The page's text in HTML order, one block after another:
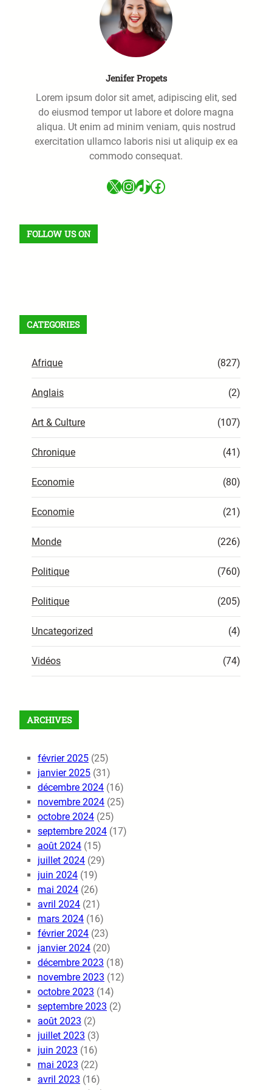
Jenifer Propets
Lorem ipsum dolor sit amet, adipiscing elit, sed
do eiusmod tempor ut labore et dolore magna
aliqua. Ut enim ad minim veniam, quis nostrud
exercitation ullamco laboris nisi ut aliquip ex ea
commodo consequat.
X InstagramTikTok Facebook
FOLLOW US ON
CATEGORIES
Afrique (827)
Anglais (2)
Art & Culture (107)
Chronique (41)
Economie (80)
Economie (21)
Monde (226)
Politique (760)
Politique (205)
Uncategorized (4)
Vidéos (74)
ARCHIVES
février 2025 (25)
janvier 2025 (31)
décembre 2024 (16)
novembre 2024 (25)
octobre 2024 (25)
septembre 2024 (17)
août 2024 (15)
juillet 2024 (29)
juin 2024 (19)
mai 2024 (26)
avril 2024 (21)
mars 2024 (16)
février 2024 (23)
janvier 2024 (20)
décembre 2023 (18)
novembre 2023 (12)
octobre 2023 (14)
septembre 2023 (2)
août 2023 (2)
juillet 2023 (3)
juin 2023 (16)
mai 2023 (22)
avril 2023 (16)